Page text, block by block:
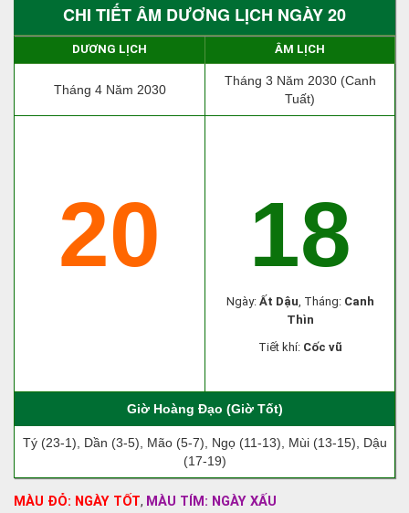
CHI TIẾT ÂM DƯƠNG LỊCH NGÀY 20
DƯƠNG LỊCH ÂM LỊCH
Tháng 4 Năm 2030
Tháng 3 Năm 2030 (Canh
Tuất)
20 18
Ngày: Ất Dậu, Tháng: Canh
Thìn
Tiết khí: Cốc vũ
Giờ Hoàng Đạo (Giờ Tốt)
Tý (23-1), Dần (3-5), Mão (5-7), Ngọ (11-13), Mùi (13-15), Dậu
(17-19)
MÀU ĐỎ: NGÀY TỐT, MÀU TÍM: NGÀY XẤU